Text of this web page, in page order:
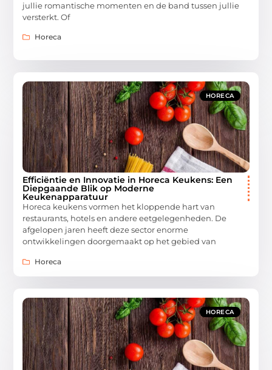
jullie romantische momenten en de band tussen jullie
versterkt. Of
Horeca
HORECA
Efficiëntie en Innovatie in Horeca Keukens: Een
Diepgaande Blik op Moderne
Keukenapparatuur
Horeca keukens vormen het kloppende hart van
restaurants, hotels en andere eetgelegenheden. De
afgelopen jaren heeft deze sector enorme
ontwikkelingen doorgemaakt op het gebied van
Horeca
HORECA